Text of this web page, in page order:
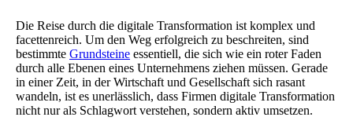
Die Reise durch die digitale Transformation ist komplex und
facettenreich. Um den Weg erfolgreich zu beschreiten, sind
bestimmte Grundsteine essentiell, die sich wie ein roter Faden
durch alle Ebenen eines Unternehmens ziehen müssen. Gerade
in einer Zeit, in der Wirtschaft und Gesellschaft sich rasant
wandeln, ist es unerlässlich, dass Firmen digitale Transformation
nicht nur als Schlagwort verstehen, sondern aktiv umsetzen.